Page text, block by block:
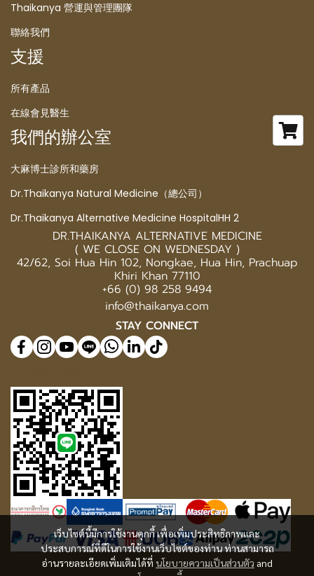
เว็บไซต์นี้มีการใช้งานคุกกี้ เพื่อเพิ่มประสิทธิภาพและ
ประสบการณ์ที่ดีในการใช้งานเว็บไซต์ของท่าน ท่านสามารถ
อ่านรายละเอียดเพิ่มเติมได้ที่ นโยบายความเป็นส่วนตัว and
Thaikanya 營運與管理團隊
聯絡我們
支援
所有產品
在線會見醫生
我們的辦公室
大麻博士診所和藥房
Dr.Thaikanya Natural Medicine（總公司）
Dr.Thaikanya Alternative Medicine HospitalHH 2
DR.THAIKANYA ALTERNATIVE MEDICINE
( WE CLOSE ON WEDNESDAY )
42/62, Soi Hua Hin 102, Nongkae, Hua Hin, Prachuap
Khiri Khan 77110
+66 (0) 98 258 9494
info@thaikanya.com
STAY CONNECT